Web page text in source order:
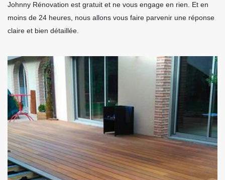
Johnny Rénovation est gratuit et ne vous engage en rien. Et en
moins de 24 heures, nous allons vous faire parvenir une réponse
claire et bien détaillée.